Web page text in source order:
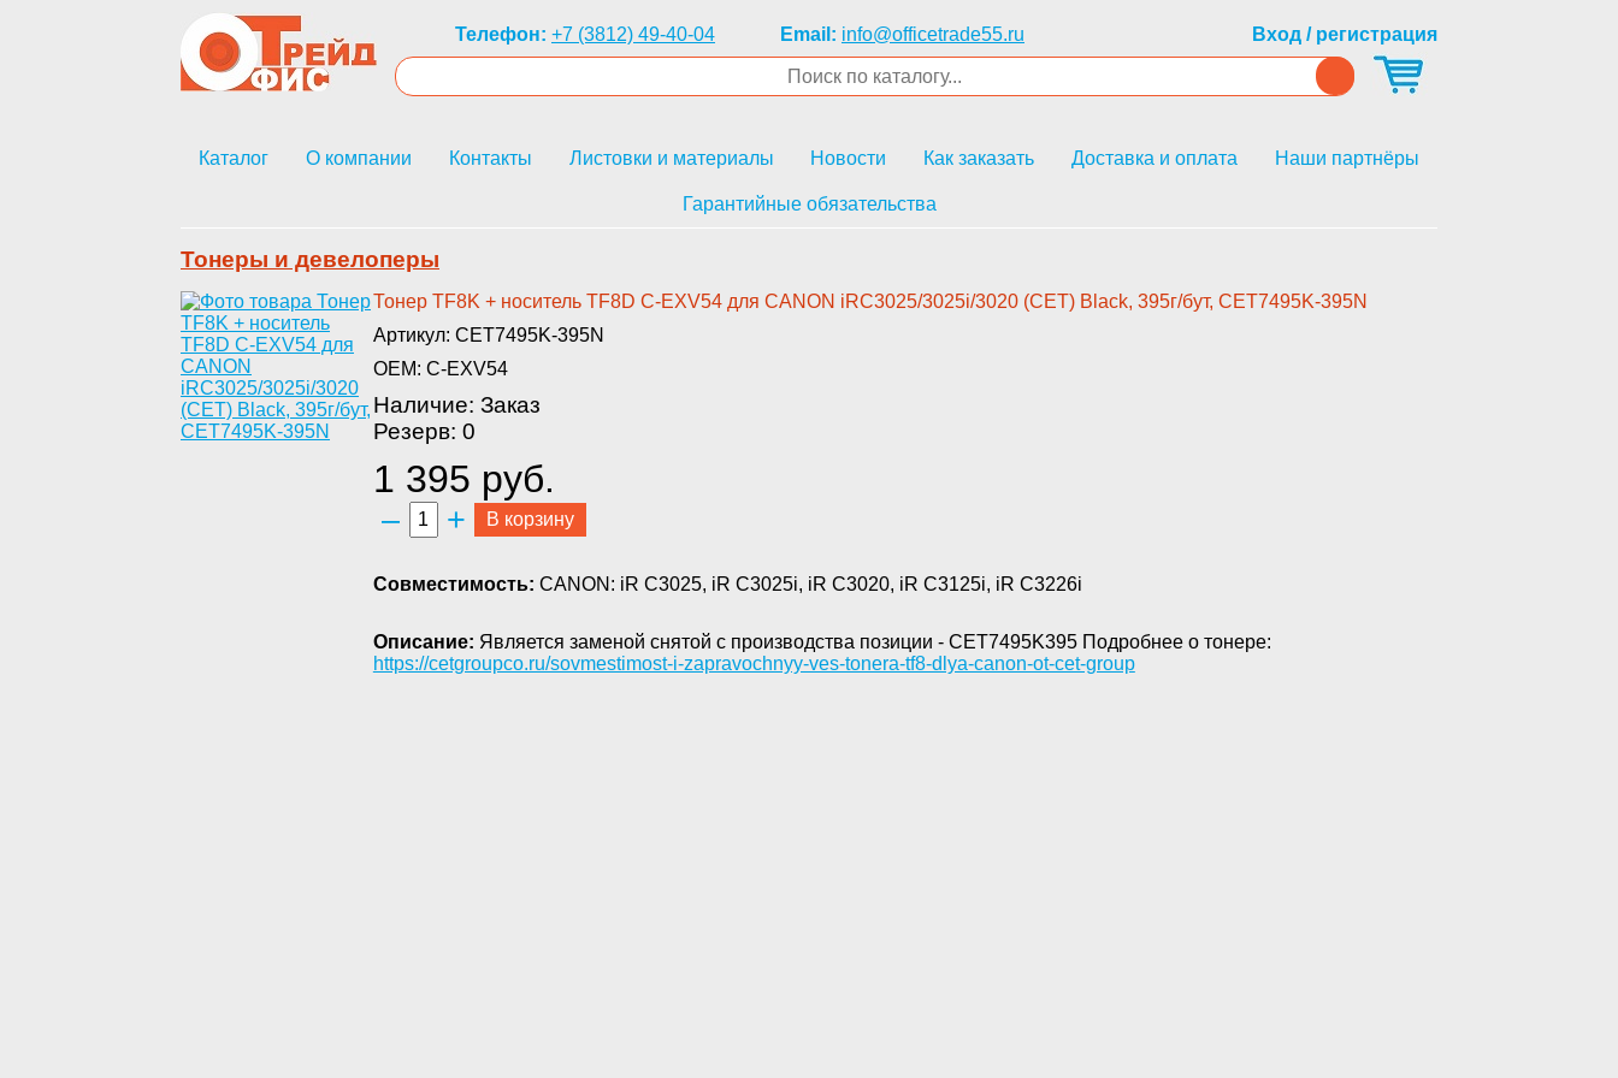
Телефон: +7 (3812) 49-40-04 Email: info@officetrade55.ru Вход / регистрация
Каталог О компании Контакты Листовки и материалы Новости Как заказать Доставка и оплата Наши партнёры
Гарантийные обязательства
Тонеры и девелоперы
Тонер TF8K­ + носитель TF8D C-EXV54 для C­ANON iRC3025/3025i/3020 (CET) ­Black, 395г/бут, CET7495K-395N­
Артикул: CET7495K-395N
OEM: C-EXV54
Наличие: Заказ
Резерв: 0
1 395 руб.
– + В корзину
Совместимость: CANON: iR C3025, iR C3025i, iR C3020, iR C3125i, iR C3226i
Описание: Является заменой снятой с производства позиции - CET7495K395 Подробнее о тонере:
https://cetgroupco.ru/sovmestimost-i-zapravochnyy-ves-tonera-tf8-dlya-canon-ot-cet-group